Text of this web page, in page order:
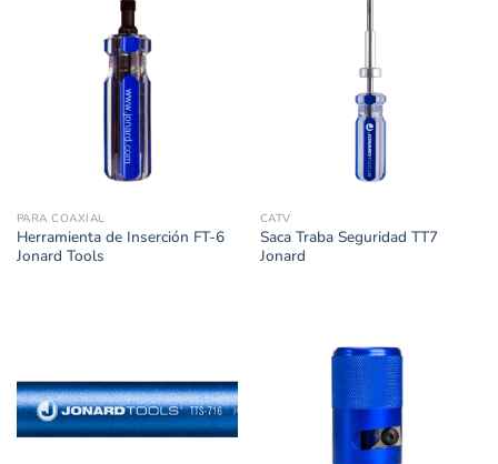
PARA COAXIAL
Herramienta de Inserción FT-6
Jonard Tools
CATV
Saca Traba Seguridad TT7
Jonard